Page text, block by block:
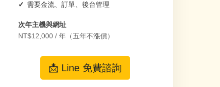
需要金流、訂單、後台管理
次年主機與網址
NT$12,000 / 年（五年不漲價）
📩 Line 免費諮詢